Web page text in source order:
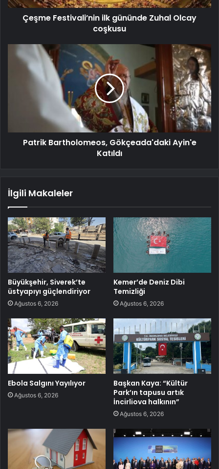
Çeşme Festivali’nin ilk gününde Zuhal Olcay
coşkusu
Patrik Bartholomeos, Gökçeada'daki Ayin'e
Katıldı
İlgili Makaleler
Büyükşehir, Siverek’te
üstyapıyı güçlendiriyor
Ağustos 6, 2026
Kemer’de Deniz Dibi
Temizliği
Ağustos 6, 2026
Ebola Salgını Yayılıyor
Ağustos 6, 2026
Başkan Kaya: “Kültür
Park’ın tapusu artık
İncirliova halkının”
Ağustos 6, 2026